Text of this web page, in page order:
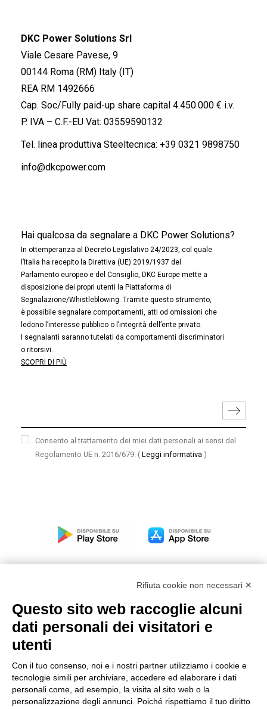
DKC Power Solutions Srl
Viale Cesare Pavese, 9
00144 Roma (RM) Italy (IT)
REA RM 1492666
Cap. Soc/Fully paid-up share capital 4.450.000 € i.v.
P. IVA – C.F.-EU Vat: 03559590132
Tel. linea produttiva Steeltecnica: +39 0321 9898750
info@dkcpower.com
Hai qualcosa da segnalare a DKC Power Solutions?
In ottemperanza al Decreto Legislativo 24/2023, col quale
l’Italia ha recepito la Direttiva (UE) 2019/1937 del
Parlamento europeo e del Consiglio, DKC Europe mette a
disposizione dei propri utenti la Piattaforma di
Segnalazione/Whistleblowing. Tramite questo strumento,
è possibile segnalare comportamenti, atti od omissioni che
ledono l’interesse pubblico o l’integrità dell’ente privato.
I segnalanti saranno tutelati da comportamenti discriminatori
o ritorsivi.
SCOPRI DI PIÙ
Consento al trattamento dei miei dati personali ai sensi del
Regolamento UE n. 2016/679. ( Leggi informativa )
Modello organizzativo, gestione e controllo – D. lgs.
231/2001
Condizioni generali di vendita DKC Power Solutions
Condizioni generali di acquisto
Codice etico
Rifiuta cookie non necessari ✕
Questo sito web raccoglie alcuni
dati personali dei visitatori e
utenti
Con il tuo consenso, noi e i nostri partner utilizziamo i cookie e
tecnologie simili per archiviare, accedere ed elaborare i dati
personali come, ad esempio, la visita al sito web o la
personalizzazione degli annunci. Poiché rispettiamo il tuo diritto